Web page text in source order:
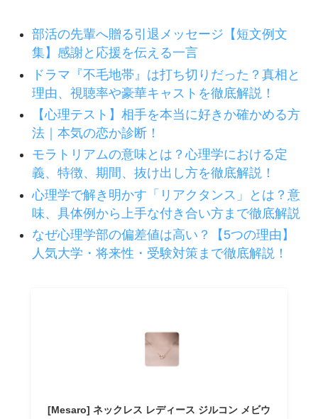
部活の先輩へ贈る引退メッセージ【短文例文
集】感謝と応援を伝える一言
ドラマ『不毛地帯』は打ち切りだった？真相と
理由、視聴率や豪華キャストを徹底解説！
【心理テスト】相手を本当に好きか確かめる方
法｜本気の恋か診断！
モラトリアムの意味とは？心理学における定
義、特徴、期間、抜け出し方を徹底解説！
心理学で解き明かす「リアクタンス」とは？意
味、具体例から上手な付き合い方まで徹底解説
なぜ心理学部の偏差値は高い？【5つの理由】
人気大学・将来性・受験対策まで徹底解説！
[Mesaro] ネックレス レディース ジルコン メビウ